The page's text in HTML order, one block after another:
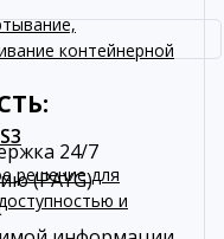
контейнерной
решение для
и
24/7
(PAYG)